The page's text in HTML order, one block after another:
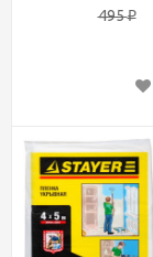
495₽